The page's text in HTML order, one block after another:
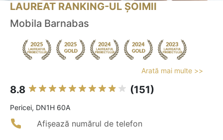
LAUREAT RANKING-UL ȘOIMII
Mobila Barnabas
Arată mai multe >>
8.8 (151)
Pericei, DN1H 60A
Afișează numărul de telefon